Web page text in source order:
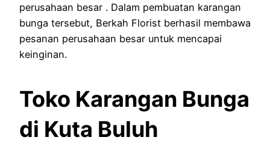
perusahaan besar . Dalam pembuatan karangan
bunga tersebut, Berkah Florist berhasil membawa
pesanan perusahaan besar untuk mencapai
keinginan.
Toko Karangan Bunga
di Kuta Buluh